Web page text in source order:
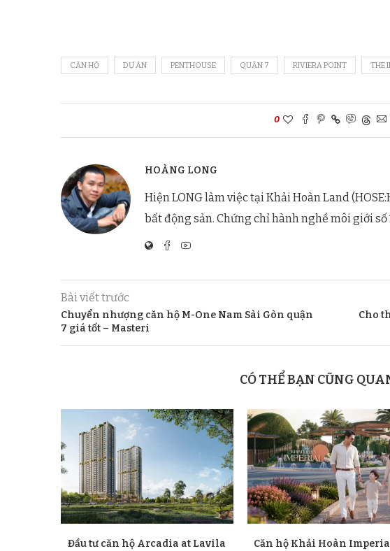
CĂN HỘ DỰ ÁN PENTHOUSE QUẬN 7 RIVIERA POINT THE
0
HOÀNG LONG
Hiện LONG làm việc tại Khải Hoàn Land
bất động sản. Chứng chỉ hành nghề môi giới số
Bài viết trước
Chuyển nhượng căn hộ M-One Nam Sài Gòn quận
7 giá tốt – Masteri
Cho
CÓ THỂ BẠN CŨNG
Đầu tư căn hộ Arcadia at Lavila
Căn hộ Khải Hoàn